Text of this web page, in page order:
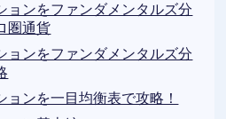
ョンをファンダメンタルズ分
圏通貨
ョンをファンダメンタルズ分
ョンを一目均衡表で攻略！